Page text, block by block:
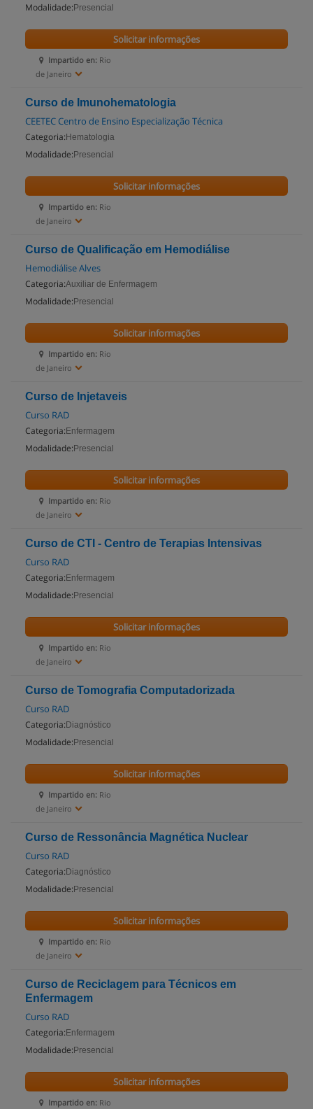
Modalidade: Presencial
Impartido en: Rio
de Janeiro
Solicitar informações
Curso de Imunohematologia
CEETEC Centro de Ensino Especialização Técnica
Categoria: Hematologia
Modalidade: Presencial
Impartido en: Rio
de Janeiro
Solicitar informações
Curso de Qualificação em Hemodiálise
Hemodiálise Alves
Categoria:Auxiliar de Enfermagem
Modalidade: Presencial
Impartido en: Rio
de Janeiro
Solicitar informações
Curso de Injetaveis
Curso RAD
Categoria: Enfermagem
Modalidade: Presencial
Impartido en: Rio
de Janeiro
Solicitar informações
Curso de CTI - Centro de Terapias Intensivas
Curso RAD
Categoria: Enfermagem
Modalidade: Presencial
Impartido en: Rio
de Janeiro
Solicitar informações
Curso de Tomografia Computadorizada
Curso RAD
Categoria: Diagnóstico
Modalidade: Presencial
Impartido en: Rio
de Janeiro
Solicitar informações
Curso de Ressonância Magnética Nuclear
Curso RAD
Categoria: Diagnóstico
Modalidade: Presencial
Impartido en: Rio
de Janeiro
Solicitar informações
Curso de Reciclagem para Técnicos em
Enfermagem
Curso RAD
Categoria: Enfermagem
Modalidade: Presencial
Impartido en: Rio
Solicitar informações